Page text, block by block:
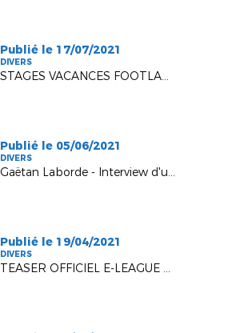
Publié le 17/07/2021
DIVERS
STAGES VACANCES FOOTLAND 2021 - SEMAINE 1
Publié le 05/06/2021
DIVERS
Gaëtan Laborde - Interview d'un footballeur landais
Publié le 19/04/2021
DIVERS
TEASER OFFICIEL E-LEAGUE DLF